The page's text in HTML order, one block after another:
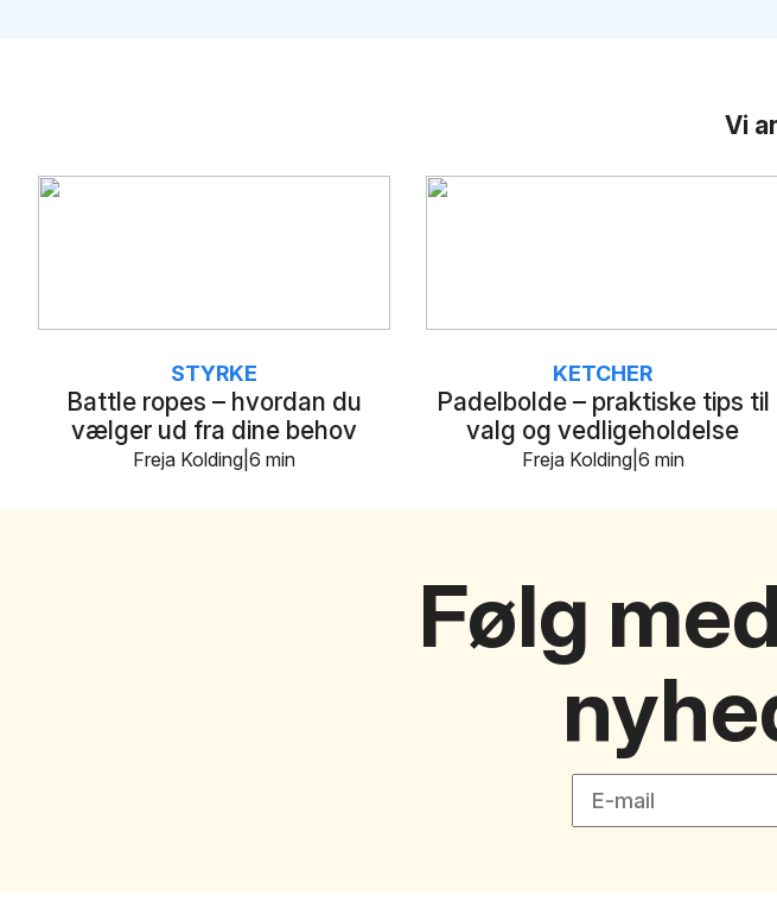
Vi
Battle ropes – hvordan du
vælger ud fra dine behov
STYRKE
6 min
Freja Kolding
Padelbolde – praktiske tips til
valg og vedligeholdelse
KETCHER
6 min
Freja Kolding
Følg